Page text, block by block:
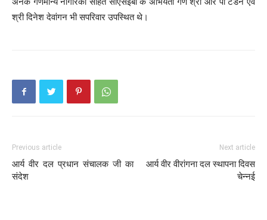
श्री दिनेश देवांगन भी सपरिवार उपस्थित थे।
Previous article
आर्य वीर दल प्रधान संचालक जी का
संदेश
Next article
आर्य वीर वीरांगना दल स्थापना दिवस
चेन्नई